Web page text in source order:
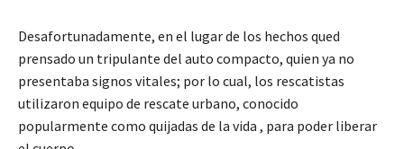
Desafortunadamente, en el lugar de los hechos qued
prensado un tripulante del auto compacto, quien ya no
presentaba signos vitales; por lo cual, los rescatistas
utilizaron equipo de rescate urbano, conocido
popularmente como quijadas de la vida , para poder liberar